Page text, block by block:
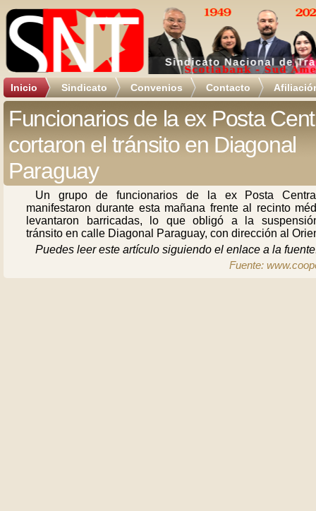
Inicio Sindicato Convenios Contacto
Funcionarios de la ex Posta
cortaron el tránsito en Diagonal
Paraguay
Un grupo de funcionarios de la ex Posta
manifestaron durante esta mañana frente al recinto
levantaron barricadas, lo que obligó a la
tránsito en calle Diagonal Paraguay, con dirección al
Puedes leer este artículo siguiendo el enlace a la
Fuente: